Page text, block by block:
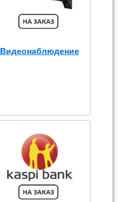
Видеонаблюдение